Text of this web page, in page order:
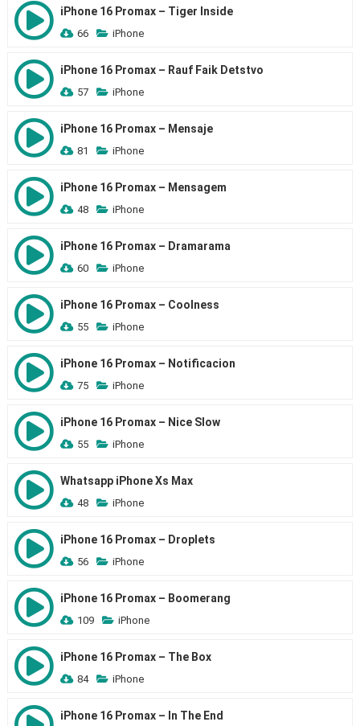
iPhone 16 Promax – Tiger Inside
66 iPhone
iPhone 16 Promax – Rauf Faik Detstvo
57 iPhone
iPhone 16 Promax – Mensaje
81 iPhone
iPhone 16 Promax – Mensagem
48 iPhone
iPhone 16 Promax – Dramarama
60 iPhone
iPhone 16 Promax – Coolness
55 iPhone
iPhone 16 Promax – Notificacion
75 iPhone
iPhone 16 Promax – Nice Slow
55 iPhone
Whatsapp iPhone Xs Max
48 iPhone
iPhone 16 Promax – Droplets
56 iPhone
iPhone 16 Promax – Boomerang
109 iPhone
iPhone 16 Promax – The Box
84 iPhone
iPhone 16 Promax – In The End